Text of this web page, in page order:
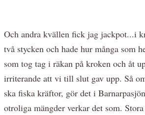
Och andra kvällen fick jag jackpot...i
två stycken och hade hur många som
som tog tag i räkan på kroken och åt
irriterande att vi till slut gav upp. Så
ska fiska kräftor, gör det i
otroliga mängder verkar det som. Stora